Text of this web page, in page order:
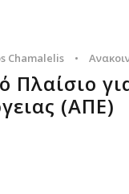
Chamalelis •
Πλαίσιο
(ΑΠΕ)